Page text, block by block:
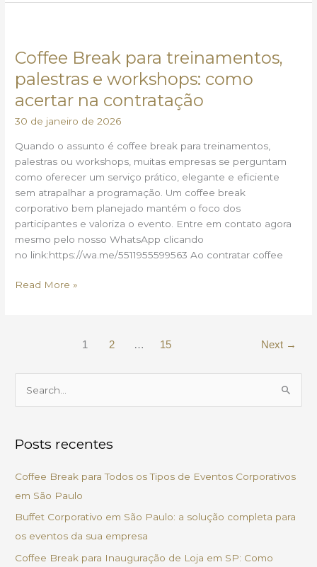
Coffee Break para treinamentos,
palestras e workshops: como
acertar na contratação
30 de janeiro de 2026
Quando o assunto é coffee break para treinamentos,
palestras ou workshops, muitas empresas se perguntam
como oferecer um serviço prático, elegante e eficiente
sem atrapalhar a programação. Um coffee break
corporativo bem planejado mantém o foco dos
participantes e valoriza o evento. Entre em contato agora
mesmo pelo nosso WhatsApp clicando
no link:https://wa.me/5511955599563 Ao contratar coffee
para
treinamentos,
palestras
e
workshops:
acertar
na
contratação
Read More »
1 2 … 15 Next →
q
p
Posts recentes
Coffee Break para Todos os Tipos de Eventos Corporativos
em São Paulo
Buffet Corporativo em São Paulo: a solução completa para
os eventos da sua empresa
Coffee Break para Inauguração de Loja em SP: Como